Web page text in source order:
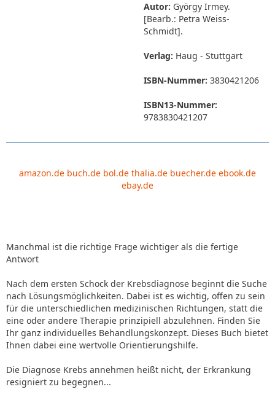
Autor: György Irmey.
[Bearb.: Petra Weiss-
Schmidt].
Verlag: Haug - Stuttgart
ISBN-Nummer: 3830421206
ISBN13-Nummer:
9783830421207
amazon.de buch.de bol.de thalia.de buecher.de ebook.de
ebay.de
Manchmal ist die richtige Frage wichtiger als die fertige
Antwort
Nach dem ersten Schock der Krebsdiagnose beginnt die Suche
nach Lösungsmöglichkeiten. Dabei ist es wichtig, offen zu sein
für die unterschiedlichen medizinischen Richtungen, statt die
eine oder andere Therapie prinzipiell abzulehnen. Finden Sie
Ihr ganz individuelles Behandlungskonzept. Dieses Buch bietet
Ihnen dabei eine wertvolle Orientierungshilfe.
Die Diagnose Krebs annehmen heißt nicht, der Erkrankung
resigniert zu begegnen...